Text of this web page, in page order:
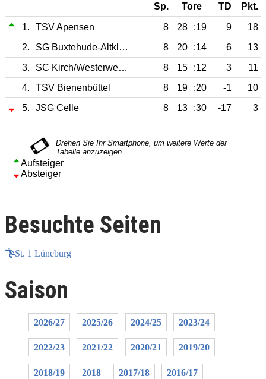
Sp. Tore TD Pkt.
1. TSV Apensen 8 28 :19 9
18
2.
SG Buxtehude-Altkloster 8 20 :14 6
13
3.
SC Kirch/Westerweyhe 8 15 :12 3
11
4.
TSV Bienenbüttel 8 19 :20 -1
10
5.
JSG Celle 8 13 :30 -17 3
Aufsteiger
Absteiger
Besuchte Seiten
St. 1 Lüneburg
Saison
2026/27 2025/26 2024/25 2023/24
2022/23 2021/22 2020/21 2019/20
2018/19 2018 2017/18 2016/17